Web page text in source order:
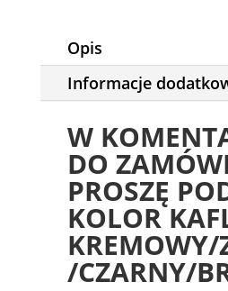
Opis
Informacje
W
DO
PROSZĘ
KOLOR
KREMOWY/
/CZARNY/